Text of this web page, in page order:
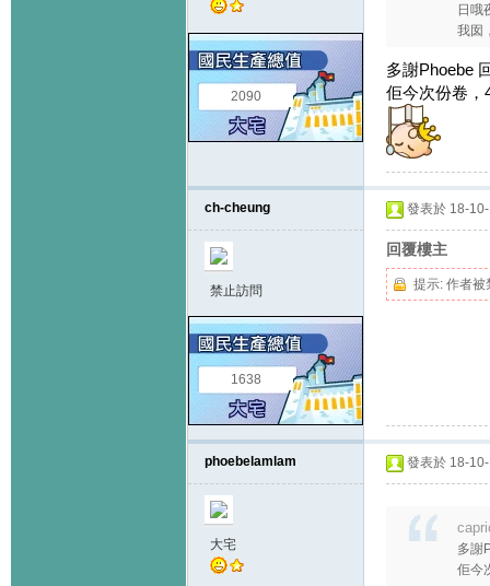
2090
日哦
我囡
多謝Phoebe
佢今次份卷，
ch-cheung
禁止訪問
1638
發表於 18-
回覆樓主
提示: 作者被
phoebelamlam
大宅
發表於 18-
多謝
佢今